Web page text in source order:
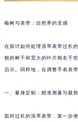
榆树与表带：自然界的灵感
在探讨如何处理浪琴表带过长
韧的树干和宽大的叶片闻名于
启示。同样地，在调整手表表
一、量身定制：精准测量与裁剪
面对过长的浪琴表带，第一步